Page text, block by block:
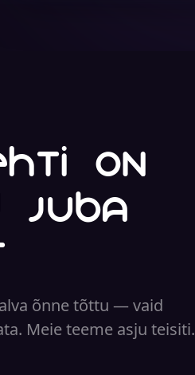
on
juba
õnne tõttu — vaid
Meie teeme asju teisiti.